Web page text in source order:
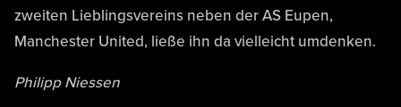
zweiten Lieblingsvereins neben der AS Eupen,
Manchester United, ließe ihn da vielleicht umdenken.
Philipp Niessen